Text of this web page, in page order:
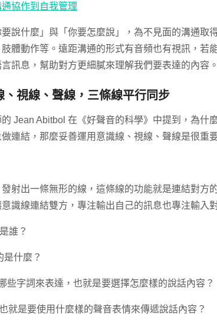
協作到自我管理
說什麼」與「你要怎麼說」，為不見面的溝通取
體動作等。遠距溝通的形式有音頻也有視訊，若
訊息，幫助對方更細膩來理解我們要表達的內容。
、視線、聲線，三條線平行同步
Jean Abitbol 在《好聲音的科學》中提到，為什
連結，那麼妥善運用意識線、視線、聲線是很重
射出一條無形的線，這條線的功能就是連結對方
識線連結雙方，專注輸出自己的訊息也專注輸入
誰？
是什麼？
些字詞來表達，也就是要選擇怎麼樣的說話內容？
就是要使用什麼樣的聲音表情來傳遞說話內容？